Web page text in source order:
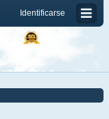
Identificarse